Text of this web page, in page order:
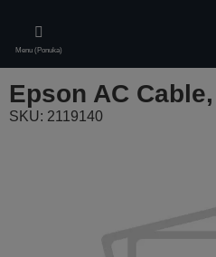
main
content
Menu (Ponuka)
Epson AC
SKU: 2119140